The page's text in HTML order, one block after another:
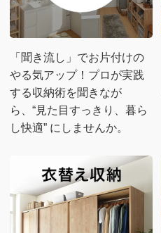
「聞き流し」でお片付けの
やる気アップ！プロが実践
する収納術を聞きなが
ら、“見た目すっきり、暮ら
し快適” にしませんか。